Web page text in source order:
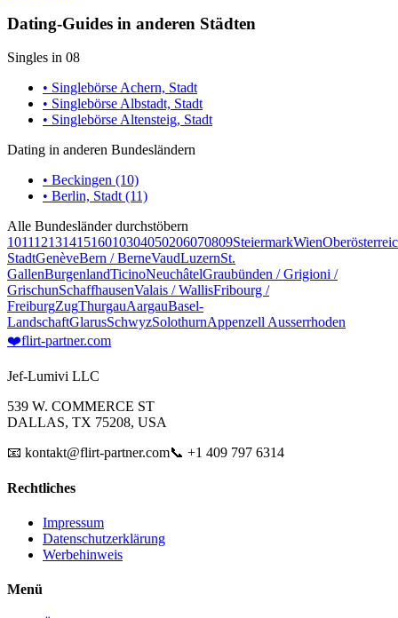
Dating-Guides in anderen Städten
Singles in 08
• Singlebörse Achern, Stadt
• Singlebörse Albstadt, Stadt
• Singlebörse Altensteig, Stadt
Dating in anderen Bundesländern
• Beckingen (10)
• Berlin, Stadt (11)
Alle Bundesländer durchstöbern
10111213141516010304050206070809SteiermarkWien
StadtGenèveBern / BerneVaudLuzernSt.
GallenBurgenlandTicinoNeuchâtelGraubünden / Grigioni /
GrischunSchaffhausenValais / WallisFribourg /
FreiburgZugThurgauAargauBasel-
LandschaftGlarusSchwyzSolothurnAppenzell Ausserrhoden
❤️flirt-partner.com
Jef-Lumivi LLC
539 W. COMMERCE ST
DALLAS, TX 75208, USA
📧 kontakt@flirt-partner.com📞 +1 409 797 6314
Rechtliches
Impressum
Datenschutzerklärung
Werbehinweis
Menü